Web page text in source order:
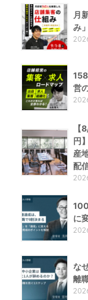
月
み」
営
円
産
配
に
な
離